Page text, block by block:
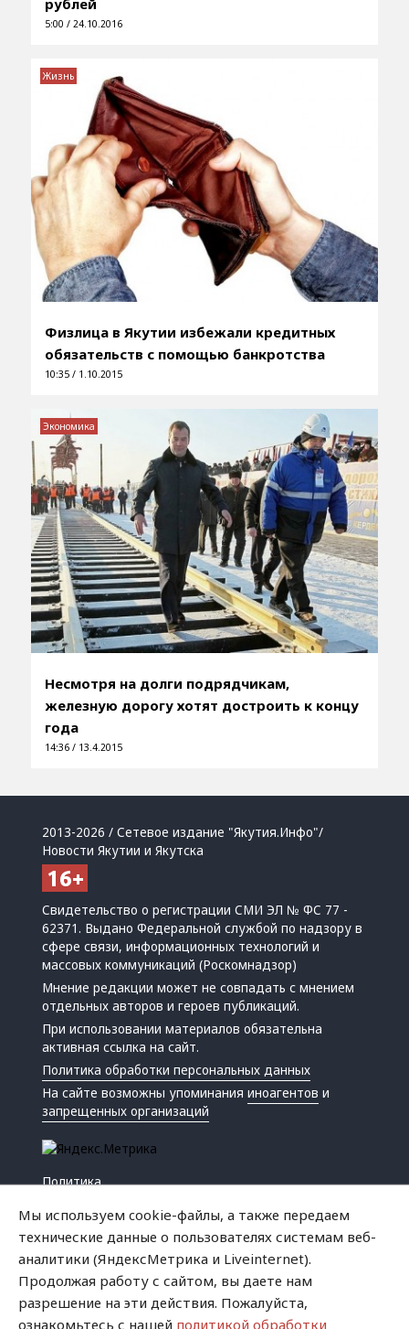
5:00 / 24.10.2016
Физлица в Якутии избежали кредитных
обязательств с помощью банкротства
10:35 / 1.10.2015
Жизнь
Несмотря на долги подрядчикам,
железную дорогу хотят достроить к концу
года
14:36 / 13.4.2015
Экономика
2013-2026 / Сетевое издание "Якутия.Инфо"/
Новости Якутии и Якутска
Свидетельство о регистрации СМИ ЭЛ № ФС 77 -
62371. Выдано Федеральной службой по надзору в
сфере связи, информационных технологий и
массовых коммуникаций (Роскомнадзор)
Мнение редакции может не совпадать с мнением
отдельных авторов и героев публикаций.
При использовании материалов обязательна
активная ссылка на сайт.
Политика обработки персональных данных
На сайте возможны упоминанияиноагентов и
запрещенных организаций
Политика
Криминал
Мы используем cookie-файлы, а также передаем
технические данные о пользователях системам веб-
аналитики (ЯндексМетрика и Liveinternet).
Продолжая работу с сайтом, вы даете нам
разрешение на эти действия. Пожалуйста,
ознакомьтесь с нашей политикой обработки